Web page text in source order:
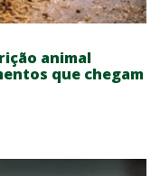
animal
que chegam